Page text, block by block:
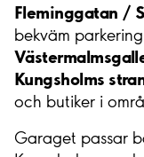
Fleminggatan /
bekväm
Kungsholms
och butiker i
Garaget passar